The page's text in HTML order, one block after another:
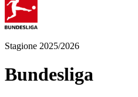
Stagione 2025/2026
Bundesliga